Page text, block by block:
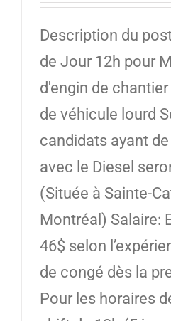
Description du
de Jour 12h pour
d'engin de
de véhicule lourd
candidats ayant de
avec le Diesel
(Située à Sainte-
Montréal) Salaire:
46$ selon
de congé dès la
Pour les horaires